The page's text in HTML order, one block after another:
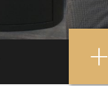
+